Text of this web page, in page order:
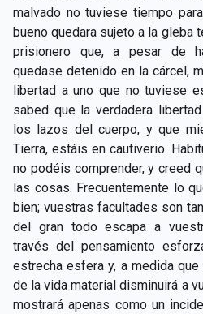
malvado no tuviese tiempo
bueno quedara sujeto a la gleba
prisionero que, a pesar de
quedase detenido en la cárcel,
libertad a uno que no tuviese
sabed que la verdadera
los lazos del cuerpo, y que
Tierra, estáis en cautiverio.
no podéis comprender, y creed
las cosas. Frecuentemente lo
bien; vuestras facultades son
del gran todo escapa a
través del pensamiento
estrecha esfera y, a medida
de la vida material disminuirá a
mostrará apenas como un